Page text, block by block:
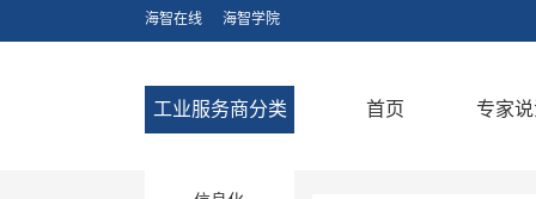
海智在线 海智学院
工业服务商分类 首页 专家